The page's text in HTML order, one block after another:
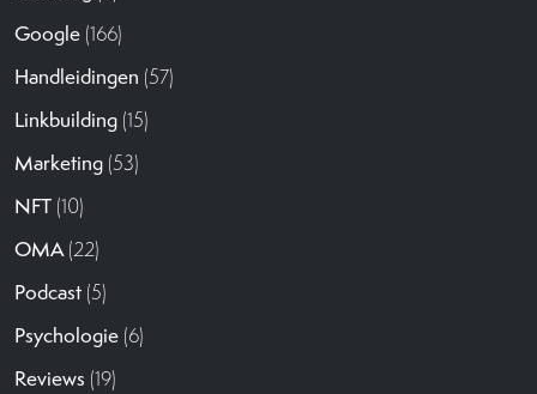
Google (166)
Handleidingen (57)
Linkbuilding (15)
Marketing (53)
NFT (10)
OMA(22)
Podcast (5)
Psychologie (6)
Reviews (19)